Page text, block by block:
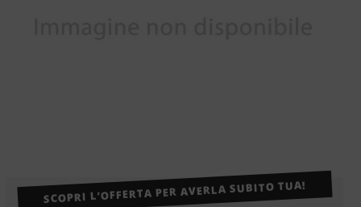
SCOPRI L’OFFERTA PER AVERLA SUBITO TUA!